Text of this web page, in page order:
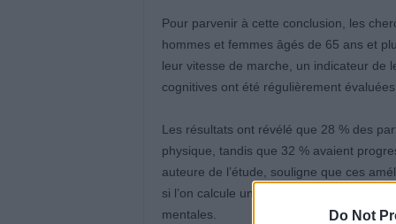
Do Not
Pour parvenir à cette conclusion, les
hommes et femmes âgés de 65 ans et
leur vitesse de marche, un indicateur de
cognitives ont été régulièrement évaluées.
Les résultats ont révélé que 28 % des
physique, tandis que 32 % avaient
auteure de l’étude, souligne que ces
si l’on calcule une moyenne, on observe
mentales.